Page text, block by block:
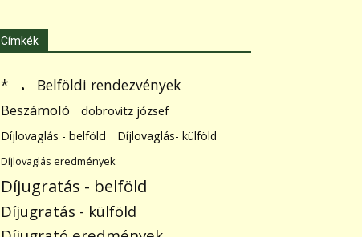
Címkék
* . Belföldi rendezvények
Beszámoló dobrovitz józsef
Díjlovaglás - belföld Díjlovaglás- külföld
Díjlovaglás eredmények
Díjugratás - belföld
Díjugratás - külföld